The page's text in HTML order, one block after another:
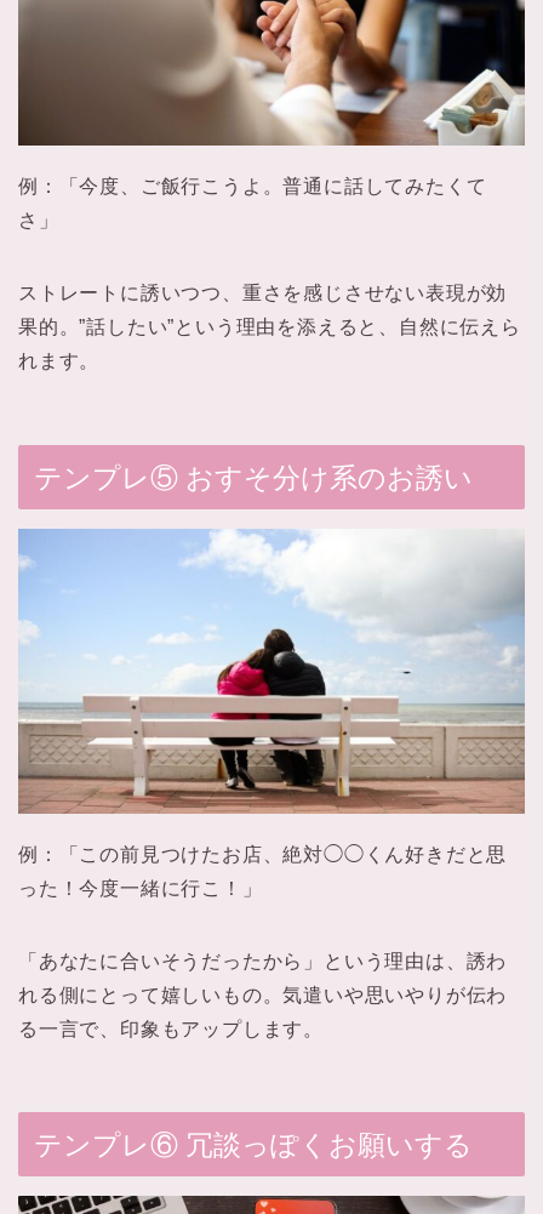
例：「今度、ご飯行こうよ。普通に話してみたくて
さ」
ストレートに誘いつつ、重さを感じさせない表現が効
果的。”話したい”という理由を添えると、自然に伝えら
れます。
テンプレ⑤ おすそ分け系のお誘い
例：「この前見つけたお店、絶対◯◯くん好きだと思
った！今度一緒に行こ！」
「あなたに合いそうだったから」という理由は、誘わ
れる側にとって嬉しいもの。気遣いや思いやりが伝わ
る一言で、印象もアップします。
テンプレ⑥ 冗談っぽくお願いする